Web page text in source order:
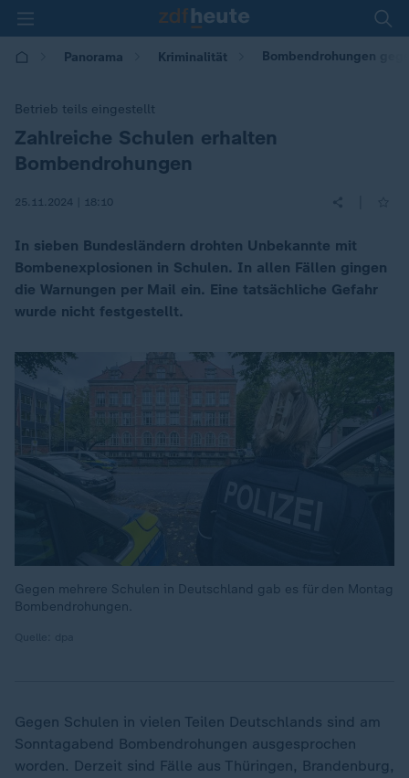
Panorama Kriminalität Bombendrohungen
Betrieb teils eingestellt
:
Zahlreiche Schulen erhalten
Bombendrohungen
25.11.2024 | 18:10
In sieben Bundesländern drohten Unbekannte mit
Bombenexplosionen in Schulen. In allen Fällen gingen
die Warnungen per Mail ein. Eine tatsächliche Gefahr
wurde nicht festgestellt.
Gegen mehrere Schulen in Deutschland gab es für den Montag
Bombendrohungen.
Gegen Schulen in vielen Teilen Deutschlands sind am
Sonntagabend Bombendrohungen ausgesprochen
worden. Derzeit sind Fälle aus Thüringen, Brandenburg,